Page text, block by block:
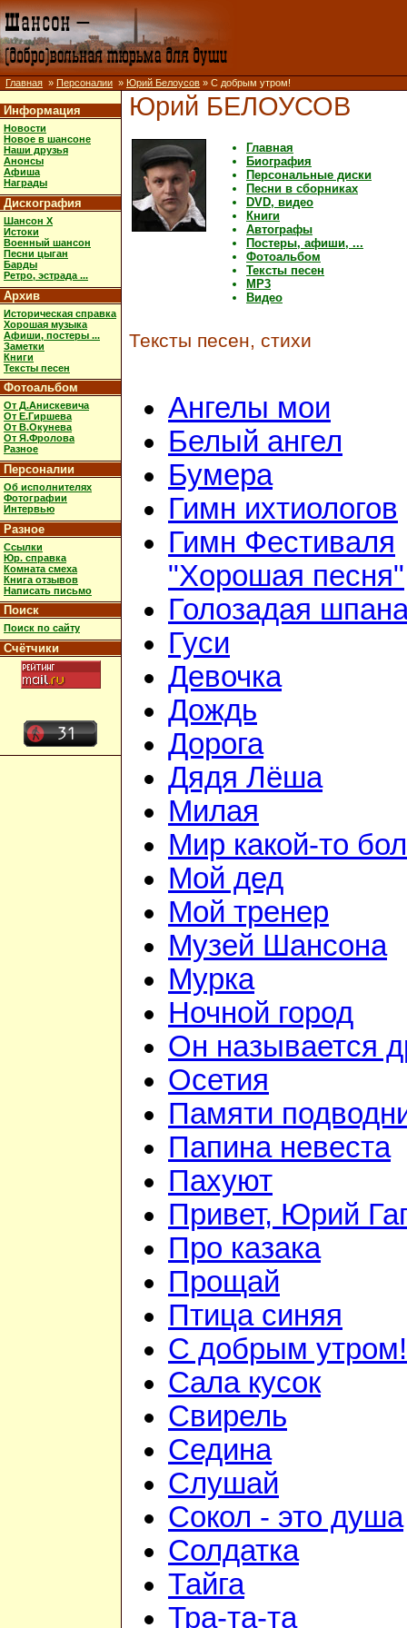
Главная » Персоналии » Юрий Белоусов » С добрым утром!
Информация
Новости
Новое в шансоне
Наши друзья
Анонсы
Афиша
Награды
Дискография
Шансон X
Истоки
Военный шансон
Песни цыган
Барды
Ретро, эстрада ...
Архив
Историческая справка
Хорошая музыка
Афиши, постеры ...
Заметки
Книги
Тексты песен
Фотоальбом
От Д.Анискевича
От Е.Гиршева
От В.Окунева
От Я.Фролова
Разное
Персоналии
Об исполнителях
Фотографии
Интервью
Разное
Ссылки
Юр. справка
Комната смеха
Книга отзывов
Написать письмо
Поиск
Поиск по сайту
Счётчики
Юрий БЕЛОУСОВ
Главная
Биография
Персональные диски
Песни в сборниках
DVD, видео
Книги
Автографы
Постеры, афиши, ...
Фотоальбом
Тексты песен
MP3
Видео
Тексты песен, стихи
Ангелы мои
Белый ангел
Бумера
Гимн ихтиологов
Гимн Фестиваля
"Хорошая песня"
Голозадая
Гуси
Девочка
Дождь
Дорога
Дядя Лёша
Милая
Мир какой-то
Мой дед
Мой тренер
Музей Шансона
Мурка
Ночной город
Он называется
Осетия
Памяти
Папина невеста
Пахуют
Привет, Юрий
Про казака
Прощай
Птица синяя
С добрым утром!
Сала кусок
Свирель
Седина
Слушай
Сокол - это душа
Солдатка
Тайга
Тра-та-та